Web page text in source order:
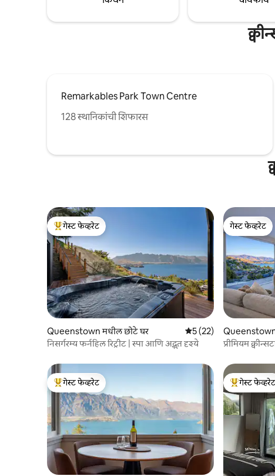
Remarkables Park Town Centre
128 स्थानिकांची शिफारस
टॉप गेस्ट फेव्हरेट
गेस्ट फेव्हरेट
Queenstown मधील छोटे घर 5 पैकी 5 सरासरी रेटिंग, 22
5 (22)
निसर्गरम्य फर्नहिल रिट्रीट | स्पा आणि अद्भुत दृश्ये
गेस्ट फेव्हरेट
गेस्ट फेव्हरेट
प्रीमियम
टॉप गेस्ट फेव्हरेट
गेस्ट फेव्हरेट
टॉप गेस्ट
गेस्ट फेव्हरेट